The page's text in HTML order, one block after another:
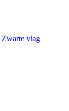
Zwarte vlag